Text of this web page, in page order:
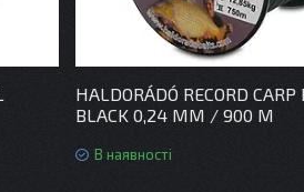
HALDORÁDÓ RECORD CARP
BLACK 0,24 MM / 900 M
В наявності